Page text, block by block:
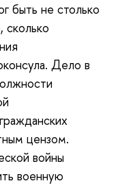
быть не столько
сколько
Дело в
цензом.
войны
военную